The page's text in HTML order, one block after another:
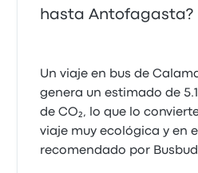
hasta Antofagasta?
Un viaje en bus de
genera un estimado de
de CO₂, lo que lo
viaje muy ecológica y en
recomendado por